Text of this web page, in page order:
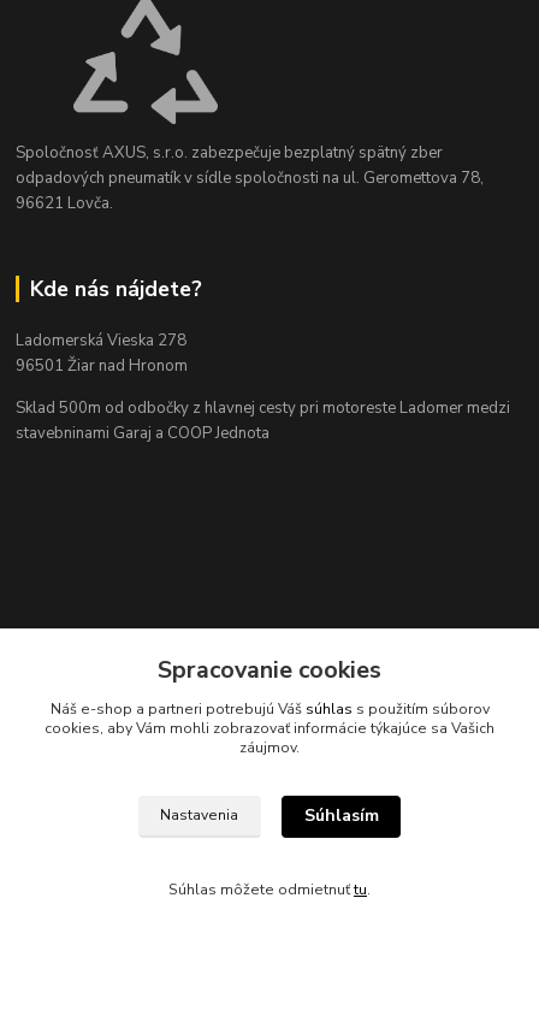
Spoločnosť AXUS, s.r.o. zabezpečuje bezplatný spätný zber
odpadových pneumatík v sídle spoločnosti na ul. Geromettova 78,
96621 Lovča.
Kde nás nájdete?
Ladomerská Vieska 278
96501 Žiar nad Hronom
Sklad 500m od odbočky z hlavnej cesty pri motoreste Ladomer medzi
stavebninami Garaj a COOP Jednota
045/671 63 50
axuspneu@gmail.com
Spracovanie cookies
Náš e-shop a partneri potrebujú Váš súhlas s použitím súborov
cookies, aby Vám mohli zobrazovať informácie týkajúce sa Vašich
záujmov.
Nastavenia Súhlasím
Súhlas môžete odmietnuťtu.